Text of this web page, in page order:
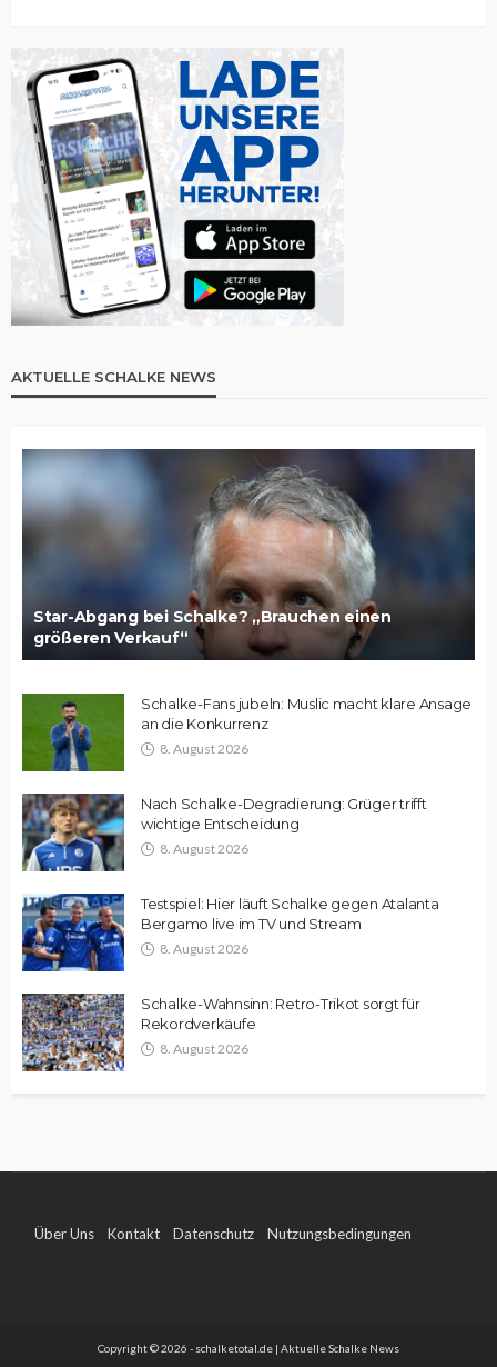
AKTUELLE SCHALKE NEWS
Star-Abgang bei Schalke? „Brauchen einen
größeren Verkauf“
Schalke-Fans jubeln: Muslic macht klare Ansage
an die Konkurrenz
8. August 2026
Nach Schalke-Degradierung: Grüger trifft
wichtige Entscheidung
8. August 2026
Testspiel: Hier läuft Schalke gegen Atalanta
Bergamo live im TV und Stream
8. August 2026
Schalke-Wahnsinn: Retro-Trikot sorgt für
Rekordverkäufe
8. August 2026
Über Uns Kontakt Datenschutz Nutzungsbedingungen
Copyright © 2026 - schalketotal.de | Aktuelle Schalke News